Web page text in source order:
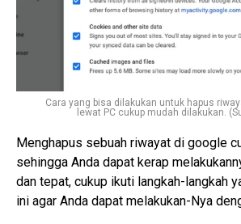
Cara yang bisa dilakukan untuk hapus
lewat PC cukup mudah dilakukan.
Menghapus sebuah riwayat di google
sehingga Anda dapat kerap
dan tepat, cukup ikuti langkah-langkah
ini agar Anda dapat melakukan-Nya